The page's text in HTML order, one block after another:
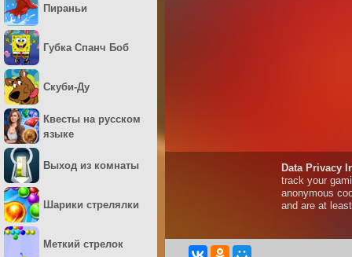
Пираньи
Губка Спанч Боб
Скуби-Ду
Квесты на русском
языке
Выход из комнаты
Шарики стрелялки
Меткий стрелок